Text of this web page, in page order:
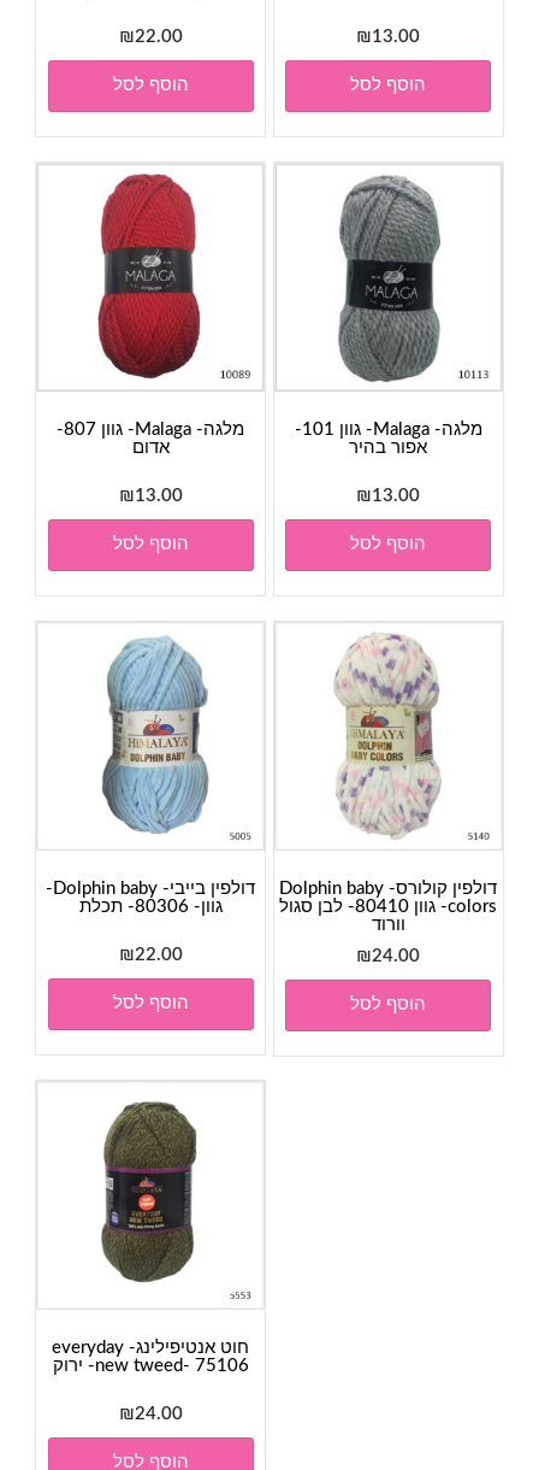
₪13.00
הוסף לסל
₪22.00
הוסף לסל
מלגה- Malaga- גוון 101-
אפור בהיר
₪13.00
הוסף לסל
מלגה- Malaga- גוון 807-
אדום
₪13.00
הוסף לסל
דולפין קולורס- Dolphin baby
colors- גוון 80410- לבן סגול
וורוד
₪24.00
הוסף לסל
דולפין בייבי- Dolphin baby-
גוון- 80306- תכלת
₪22.00
הוסף לסל
חוט אנטיפילינג- everyday
new tweed- 75106- ירוק
₪24.00
הוסף לסל